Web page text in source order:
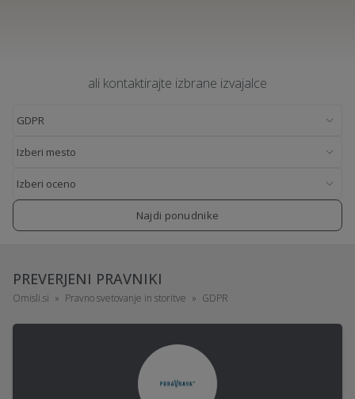
ali kontaktirajte izbrane izvajalce
Najdi ponudnike
PREVERJENI PRAVNIKI
Omisli.si Pravno svetovanje in storitve GDPR